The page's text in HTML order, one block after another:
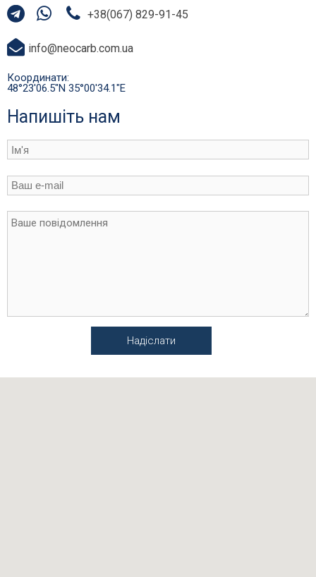
+38(067) 829-91-45
info@neocarb.com.ua
Координати:
48°23'06.5"N 35°00'34.1"E
Напишіть нам